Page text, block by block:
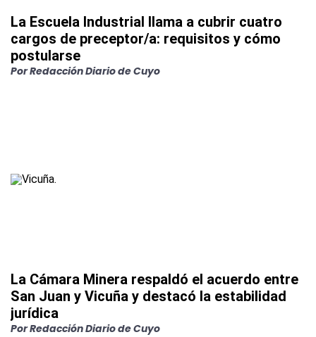
La Escuela Industrial llama a cubrir cuatro
cargos de preceptor/a: requisitos y cómo
postularse
PorRedacción Diario de Cuyo
La Cámara Minera respaldó el acuerdo entre
San Juan y Vicuña y destacó la estabilidad
jurídica
PorRedacción Diario de Cuyo